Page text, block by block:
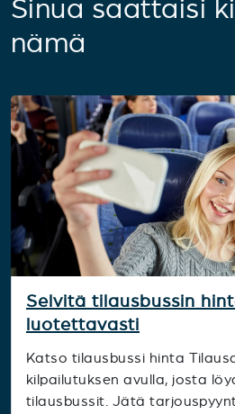
Sinua saattaisi
nämä
Selvitä tilausbussin
luotettavasti
Katso tilausbussi hinta
kilpailutuksen avulla, josta
tilausbussit. Jätä